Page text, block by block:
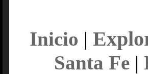
Inicio |
Santa Fe|